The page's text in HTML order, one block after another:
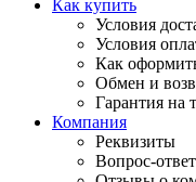
Как купить
Условия
Условия
Как
Обмен и
Гарантия на
Компания
Реквизиты
Вопрос-ответ